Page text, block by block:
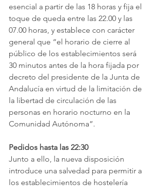
esencial a partir de las 18 horas y fija el
toque de queda entre las 22.00 y las
07.00 horas, y establece con carácter
general que “el horario de cierre al
público de los establecimientos será
30 minutos antes de la hora fijada por
decreto del presidente de la Junta de
Andalucía en virtud de la limitación de
la libertad de circulación de las
personas en horario nocturno en la
Comunidad Autónoma”.
Pedidos hasta las 22:30
Junto a ello, la nueva disposición
introduce una salvedad para permitir a
los establecimientos de hostelería